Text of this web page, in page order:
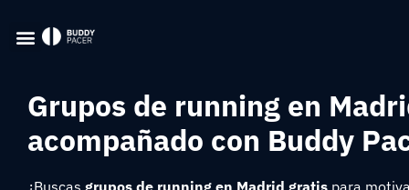
Grupos de running en
acompañado con Buddy
¿Buscas grupos de running en Madrid gratis para